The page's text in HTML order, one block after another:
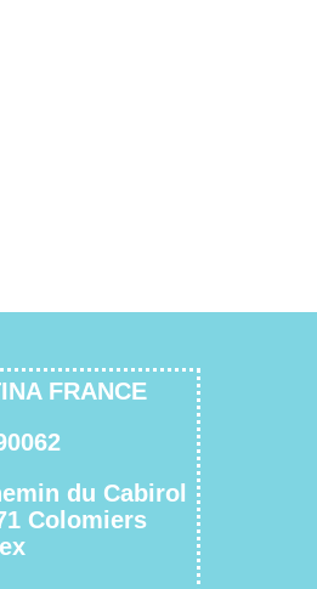
FRANCE
du Cabirol
Colomiers